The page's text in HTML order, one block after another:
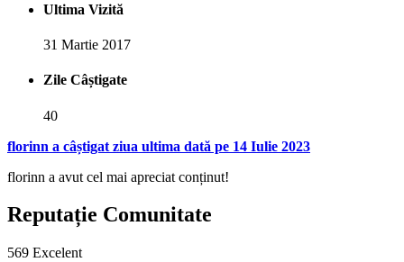
Ultima Vizită
31 Martie 2017
Zile Câștigate
40
florinn a câștigat ziua ultima dată pe 14 Iulie 2023
florinn a avut cel mai apreciat conținut!
Reputație Comunitate
569 Excelent